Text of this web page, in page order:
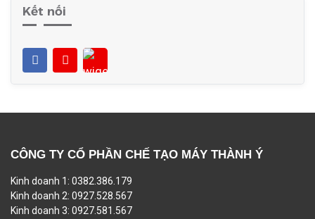
Kết nối
CÔNG TY CỔ PHẦN CHẾ TẠO MÁY THÀNH Ý
Kinh doanh 1: 0382.386.179
Kinh doanh 2: 0927.528.567
Kinh doanh 3: 0927.581.567